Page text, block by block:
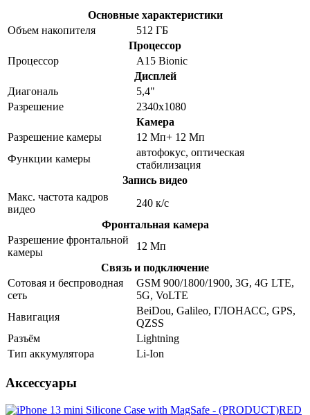
Основные характеристики
Объем накопителя
512 ГБ
Процессор
Процессор
A15 Bionic
Дисплей
Диагональ
5,4"
Разрешение
2340x1080
Камера
Разрешение камеры
12 Мп+ 12 Мп
Функции камеры
автофокус, оптическая
стабилизация
Запись видео
Макс. частота кадров
видео
240 к/с
Фронтальная камера
Разрешение фронтальной
камеры
12 Мп
Связь и подключение
Сотовая и беспроводная
сеть
GSM 900/1800/1900, 3G, 4G LTE,
5G, VoLTE
Навигация
BeiDou, Galileo, ГЛОНАСС, GPS,
QZSS
Разъём
Lightning
Тип аккумулятора
Li-Ion
Аксессуары